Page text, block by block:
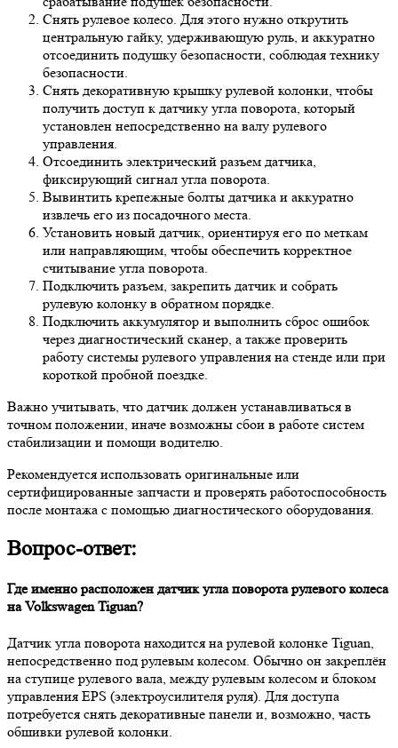
Снять рулевое колесо. Для этого нужно открутить
центральную гайку, удерживающую руль, и аккуратно
отсоединить подушку безопасности, соблюдая технику
безопасности.
Снять декоративную крышку рулевой колонки, чтобы
получить доступ к датчику угла поворота, который
установлен непосредственно на валу рулевого
управления.
Отсоединить электрический разъем датчика,
фиксирующий сигнал угла поворота.
Вывинтить крепежные болты датчика и аккуратно
извлечь его из посадочного места.
Установить новый датчик, ориентируя его по меткам
или направляющим, чтобы обеспечить корректное
считывание угла поворота.
Подключить разъем, закрепить датчик и собрать
рулевую колонку в обратном порядке.
Подключить аккумулятор и выполнить сброс ошибок
через диагностический сканер, а также проверить
работу системы рулевого управления на стенде или при
короткой пробной поездке.
Важно учитывать, что датчик должен устанавливаться в
точном положении, иначе возможны сбои в работе систем
стабилизации и помощи водителю.
Рекомендуется использовать оригинальные или
сертифицированные запчасти и проверять работоспособность
после монтажа с помощью диагностического оборудования.
Вопрос-ответ:
Где именно расположен датчик угла поворота рулевого колеса
на Volkswagen Tiguan?
Датчик угла поворота находится на рулевой колонке Tiguan,
непосредственно под рулевым колесом. Обычно он закреплён
на ступице рулевого вала, между рулевым колесом и блоком
управления EPS (электроусилителя руля). Для доступа
потребуется снять декоративные панели и, возможно, часть
обшивки рулевой колонки.